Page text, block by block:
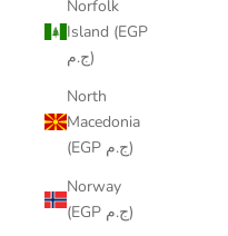
Norfolk
Island (EGP
ج.م)
North
Macedonia
(EGP ج.م)
Norway
(EGP ج.م)